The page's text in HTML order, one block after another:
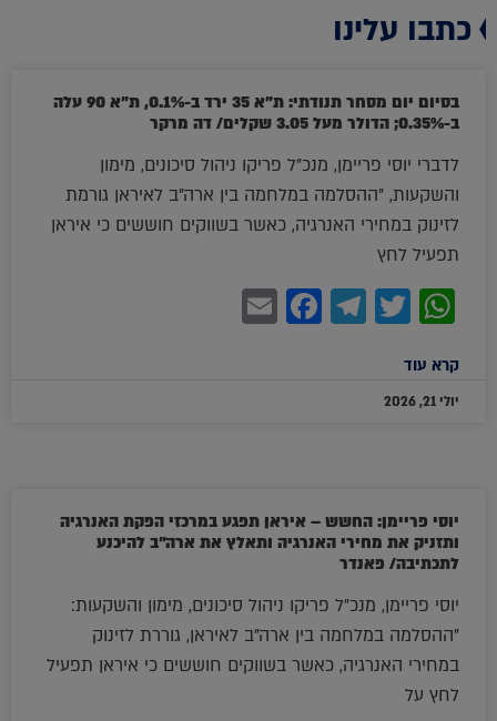
כתבו עלינו
בסיום יום מסחר תנודתי: ת"א 35 ירד ב-0.1%, ת"א 90 עלה
ב-0.35%; הדולר מעל 3.05 שקלים/ דה מרקר
לדברי יוסי פריימן, מנכ"ל פריקו ניהול סיכונים, מימון
והשקעות, "ההסלמה במלחמה בין ארה"ב לאיראן גורמת
לזינוק במחירי האנרגיה, כאשר בשווקים חוששים כי איראן
תפעיל לחץ
WhatsApp
Twitter
Telegram
Facebook
קרא עוד
יולי 21, 2026
יוסי פריימן: החשש – איראן תפגע במרכזי הפקת האנרגיה
ותזניק את מחירי האנרגיה ותאלץ את ארה"ב להיכנע
לתכתיבה/ פאנדר
יוסי פריימן, מנכ"ל פריקו ניהול סיכונים, מימון והשקעות:
"ההסלמה במלחמה בין ארה"ב לאיראן, גוררת לזינוק
במחירי האנרגיה, כאשר בשווקים חוששים כי איראן תפעיל
לחץ על